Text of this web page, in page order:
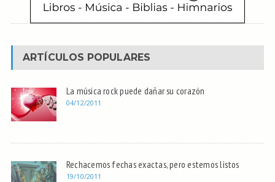
ARTÍCULOS POPULARES
La música rock puede dañar su corazón
04/12/2011
Rechacemos fechas exactas, pero estemos listos
19/10/2011